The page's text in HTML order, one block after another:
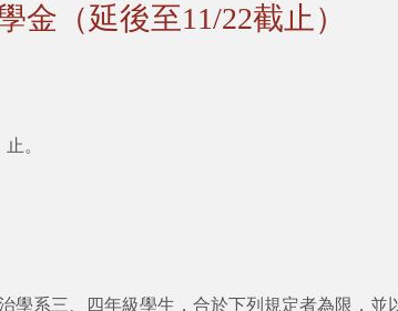
金（延後至11/22截止）
。
學系三、四年級學生，合於下列規定者為限，並